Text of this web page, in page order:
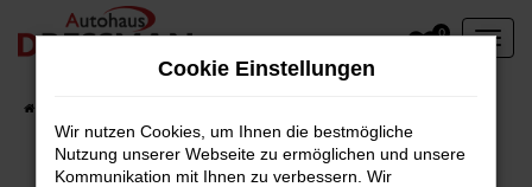
Zum
Hauptinhalt
0
Cookie Einstellungen
Wir nutzen Cookies, um Ihnen die bestmögliche
Nutzung unserer Webseite zu ermöglichen und unsere
Kommunikation mit Ihnen zu verbessern. Wir